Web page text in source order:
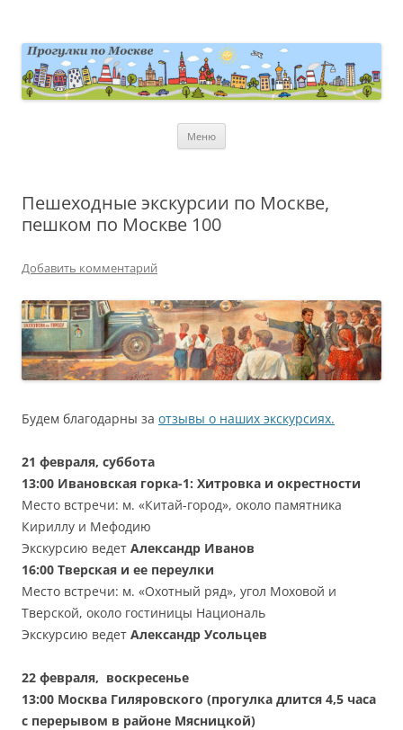
Меню
Пешеходные экскурсии по Москве,
пешком по Москве 100
Добавить комментарий
Будем благодарны за отзывы о наших экскурсиях.
21 февраля, суббота
13:00 Ивановская горка-1: Хитровка и окрестности
Место встречи: м. «Китай-город», около памятника
Кириллу и Мефодию
Экскурсию ведет Александр Иванов
16:00 Тверская и ее переулки
Место встречи: м. «Охотный ряд», угол Моховой и
Тверской, около гостиницы Националь
Экскурсию ведет Александр Усольцев
22 февраля, воскресенье
13:00 Москва Гиляровского (прогулка длится 4,5 часа
с перерывом в районе Мясницкой)